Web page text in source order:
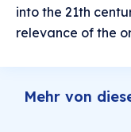
into the 21th
relevance of the
Mehr von